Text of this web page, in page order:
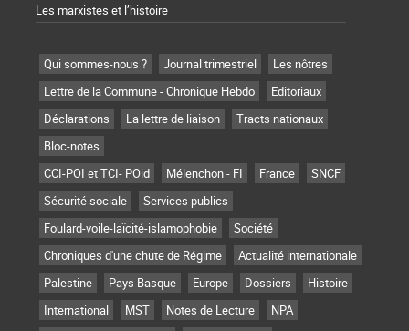
Les marxistes et l’histoire
Qui sommes-nous ? Journal trimestriel
Les nôtres
Lettre de la Commune - Chronique Hebdo
Editoriaux
Déclarations
La lettre de liaison
Tracts nationaux
Bloc-notes
CCI-POI et TCI- POid
Mélenchon - FI France
SNCF
Sécurité sociale
Services publics
Foulard-voile-laïcité-islamophobie
Société
Chroniques d'une chute de Régime
Actualité internationale
Palestine
Pays Basque Europe Dossiers
Histoire
International
MST Notes de Lecture
NPA